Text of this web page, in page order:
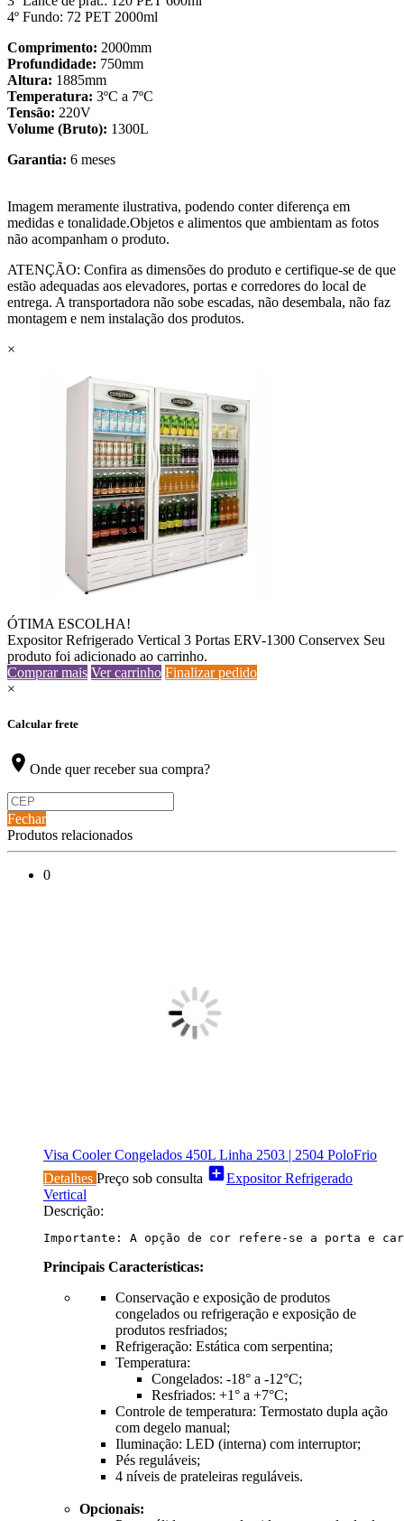
4º Fundo: 72 PET 2000ml
Comprimento: 2000mm
Profundidade: 750mm
Altura: 1885mm
Temperatura: 3ºC a 7ºC
Tensão: 220V
Volume (Bruto): 1300L
Garantia: 6 meses
Imagem meramente ilustrativa, podendo conter diferença em
medidas e tonalidade.Objetos e alimentos que ambientam as fotos
não acompanham o produto.
ATENÇÃO: Confira as dimensões do produto e certifique-se de que
estão adequadas aos elevadores, portas e corredores do local de
entrega. A transportadora não sobe escadas, não desembala, não faz
montagem e nem instalação dos produtos.
×
ÓTIMA ESCOLHA!
Expositor Refrigerado Vertical 3 Portas ERV-1300 Conservex Seu
produto foi adicionado ao carrinho.
Comprar mais Ver carrinho Finalizar pedido
×
Calcular frete
location_on Onde quer receber sua compra?
Fechar
Produtos relacionados
0
Visa Cooler Congelados 450L Linha 2503 | 2504 PoloFrio
Detalhes Preço sob consulta add_boxExpositor Refrigerado
Vertical
Descrição:
Importante: A opção de cor refere-se a porta e
Principais Características:
Conservação e exposição de produtos
congelados ou refrigeração e exposição de
produtos resfriados;
Refrigeração: Estática com serpentina;
Temperatura:
Congelados: -18° a -12°C;
Resfriados: +1° a +7°C;
Controle de temperatura: Termostato dupla ação
com degelo manual;
Iluminação: LED (interna) com interruptor;
Pés reguláveis;
4 níveis de prateleiras reguláveis.
Opcionais: